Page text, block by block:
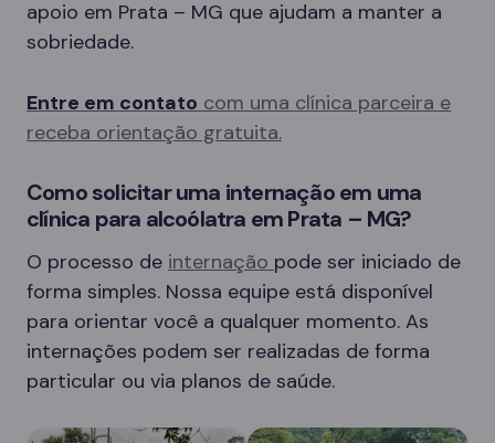
apoio em Prata – MG que ajudam a manter a
sobriedade.
Entre em contato com uma clínica parceira e
receba orientação gratuita.
Como solicitar uma internação em uma
clínica para alcoólatra em Prata – MG?
O processo de internação pode ser iniciado de
forma simples. Nossa equipe está disponível
para orientar você a qualquer momento. As
internações podem ser realizadas de forma
particular ou via planos de saúde.